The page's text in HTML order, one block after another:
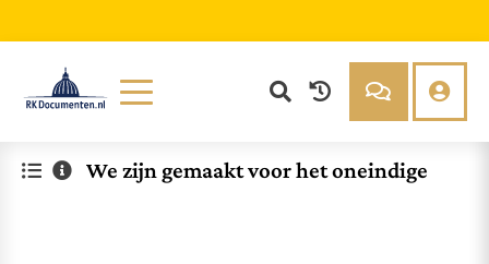
Documenten
Over RK Documenten
We zijn gemaakt voor het oneindige